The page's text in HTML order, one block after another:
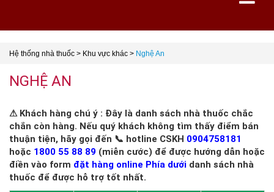
Hệ thống nhà thuốc > Khu vực khác > Nghệ An
NGHỆ AN
⚠ Khách hàng chú ý : Đây là danh sách nhà thuốc chắc
chắn còn hàng. Nếu quý khách không tìm thấy điểm bán
thuận tiện, hãy gọi đến 📞 hotline CSKH 0904758181
hoặc 1800 55 88 89 (miễn cước) để được hướng dẫn hoặc
điền vào form đặt hàng online Phía dưới danh sách nhà
thuốc để được hỗ trợ tốt nhất.